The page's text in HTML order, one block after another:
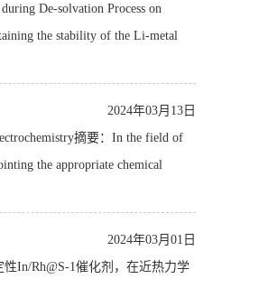
De-solvation Process on
the stability of the Li-metal
2024年03月13日
摘要：In the field of
the appropriate chemical
2024年03月01日
In/Rh@S-1催化剂，在近热力学